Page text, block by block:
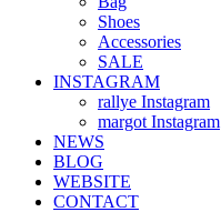
Shoes
Accessories
SALE
INSTAGRAM
rallye Instagram
margot Instagram
NEWS
BLOG
WEBSITE
CONTACT